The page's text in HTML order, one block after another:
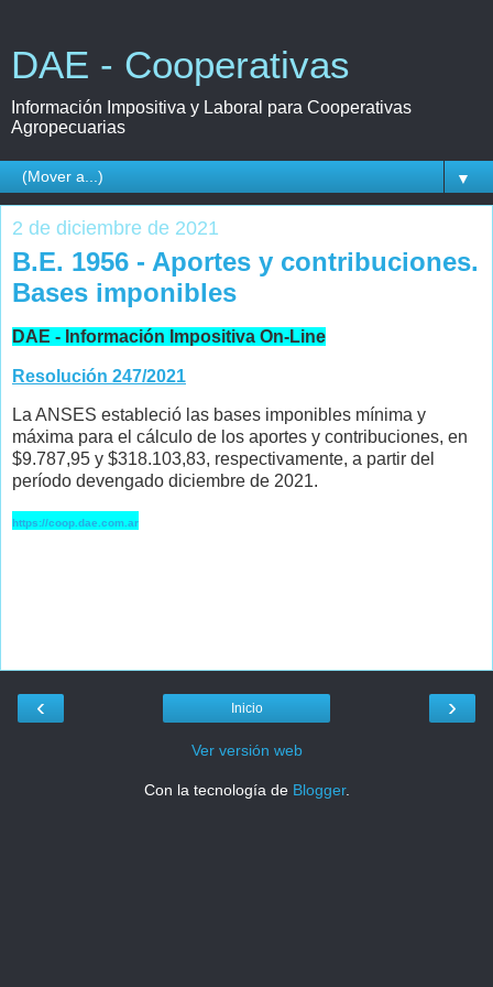
DAE - Cooperativas
Información Impositiva y Laboral para Cooperativas
Agropecuarias
▼
2 de diciembre de 2021
B.E. 1956 - Aportes y contribuciones.
Bases imponibles
DAE - Información Impositiva On-Line
Resolución 247/2021
La ANSES estableció las bases imponibles mínima y
máxima para el cálculo de los aportes y contribuciones, en
$9.787,95 y $318.103,83, respectivamente, a partir del
período devengado diciembre de 2021.
https://coop.dae.com.ar
‹ ›
Inicio
Ver versión web
Con la tecnología de Blogger.